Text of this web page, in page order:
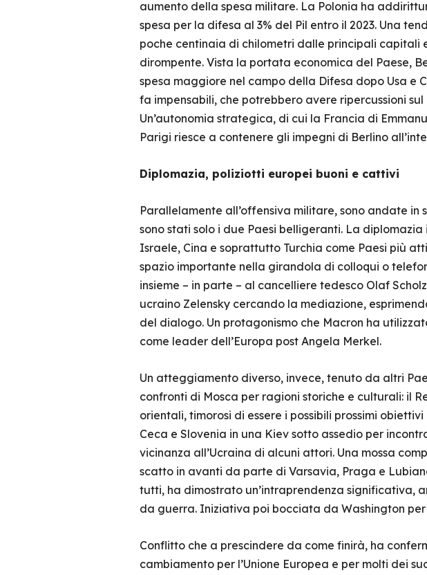
aumento della spesa militare. La Polonia ha
spesa per la difesa al 3% del Pil entro il 2023. Una
poche centinaia di chilometri dalle principali capitali
dirompente. Vista la portata economica del Paese,
spesa maggiore nel campo della Difesa dopo Usa e
fa impensabili, che potrebbero avere ripercussioni
Un’autonomia strategica, di cui la Francia di
Parigi riesce a contenere gli impegni di Berlino
Diplomazia, poliziotti europei buoni e cattivi
Parallelamente all’offensiva militare, sono andate in
sono stati solo i due Paesi belligeranti. La
Israele, Cina e soprattutto Turchia come Paesi più
spazio importante nella girandola di colloqui o
insieme – in parte – al cancelliere tedesco Olaf
ucraino Zelensky cercando la mediazione,
del dialogo. Un protagonismo che Macron ha
come leader dell’Europa post Angela Merkel.
Un atteggiamento diverso, invece, tenuto da altri
confronti di Mosca per ragioni storiche e culturali: il
orientali, timorosi di essere i possibili prossimi
Ceca e Slovenia in una Kiev sotto assedio per
vicinanza all’Ucraina di alcuni attori. Una mossa
scatto in avanti da parte di Varsavia, Praga e
tutti, ha dimostrato un’intraprendenza significativa,
da guerra. Iniziativa poi bocciata da Washington
Conflitto che a prescindere da come finirà, ha
cambiamento per l’Unione Europea e per molti dei